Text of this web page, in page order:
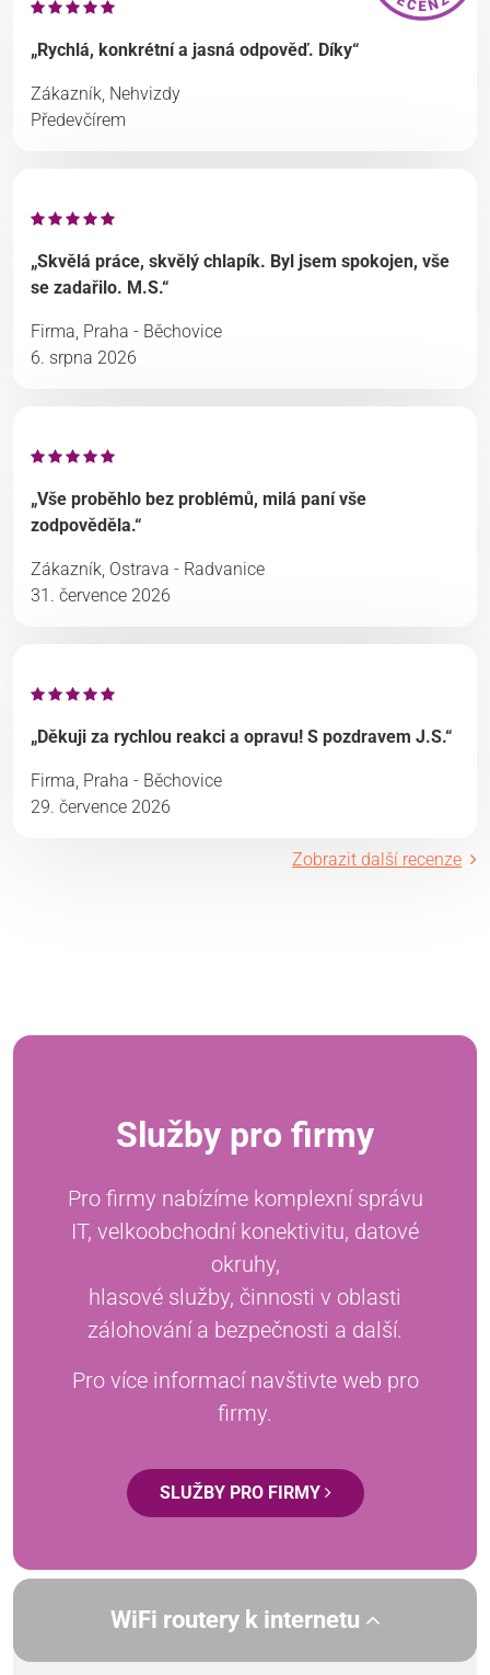
„Rychlá, konkrétní a jasná odpověď. Díky“
Zákazník, Nehvizdy
Předevčírem
„Skvělá práce, skvělý chlapík. Byl jsem spokojen, vše
se zadařilo. M.S.“
Firma, Praha - Běchovice
6. srpna 2026
„Vše proběhlo bez problémů, milá paní vše
zodpověděla.“
Zákazník, Ostrava - Radvanice
31. července 2026
„Děkuji za rychlou reakci a opravu! S pozdravem J.S.“
Firma, Praha - Běchovice
29. července 2026
Zobrazit další recenze
Služby pro firmy
Pro firmy nabízíme komplexní správu
IT, velkoobchodní konektivitu, datové
okruhy,
hlasové služby, činnosti v oblasti
zálohování a bezpečnosti a další.
Pro více informací navštivte web pro
firmy.
SLUŽBY PRO FIRMY
WiFi routery k internetu